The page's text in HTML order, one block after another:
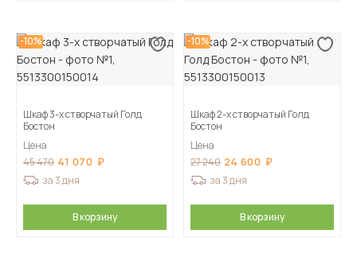
-10%
Шкаф 3-х створчатый Голд
Бостон
Цена
45 470 41 070
за 3 дня
В корзину
-10%
Шкаф 2-х створчатый Голд
Бостон
Цена
27 240 24 600
за 3 дня
В корзину